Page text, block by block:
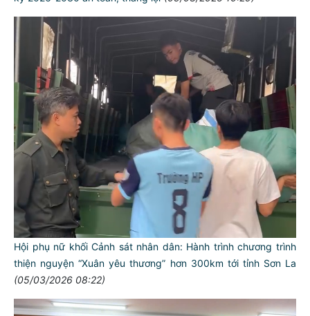
Hội phụ nữ khối Cảnh sát nhân dân: Hành trình chương trình
thiện nguyện “Xuân yêu thương” hơn 300km tới tỉnh Sơn La
(05/03/2026 08:22)